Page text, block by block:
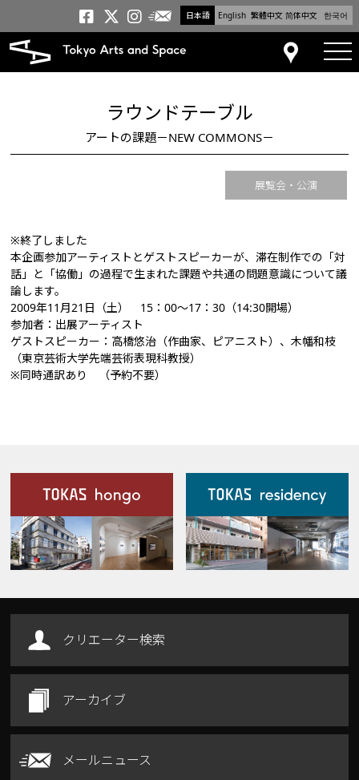
日本語 English 繁體中文 简体中文 한국어
トーキョーアーツアンド
トーキョーアーツアンド
トーキョーアーツア
メールニュース
アクセス
ラウンドテーブル
アートの課題－NEW COMMONS－
展覧会・公演
※終了しました
本企画参加アーティストとゲストスピーカーが、滞在制作での「対
話」と「協働」の過程で生まれた課題や共通の問題意識について議
論します。
2009年11月21日（土） 15：00～17：30（14:30開場）
参加者：出展アーティスト
ゲストスピーカー：高橋悠治（作曲家、ピアニスト）、木幡和枝
（東京芸術大学先端芸術表現科教授）
※同時通訳あり （予約不要）
施設案内
Our Facilities
クリエーター検索
アーカイブ
メールニュース